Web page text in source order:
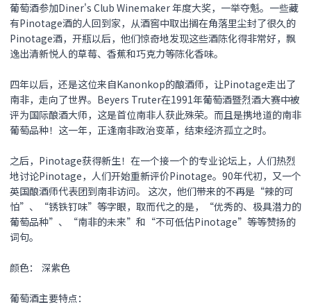
葡萄酒参加Diner's Club Winemaker 年度大奖，一举夺魁。一些藏
有Pinotage酒的人回到家，从酒窖中取出搁在角落里尘封了很久的
Pinotage酒，开瓶以后，他们惊奇地发现这些酒陈化得非常好，飘
逸出清新悦人的草莓、香蕉和巧克力等陈化香味。
四年以后，还是这位来自Kanonkop的酿酒师，让Pinotage走出了
南非，走向了世界。Beyers Truter在1991年葡萄酒暨烈酒大赛中被
评为国际酿酒大师，这是首位南非人获此殊荣。而且是携地道的南非
葡萄品种！这一年，正逢南非政治变革，结束经济孤立之时。
之后，Pinotage获得新生！在一个接一个的专业论坛上，人们热烈
地讨论Pinotage，人们开始重新评价Pinotage。90年代初，又一个
英国酿酒师代表团到南非访问。 这次，他们带来的不再是“辣的可
怕”、“锈铁钉味”等字眼，取而代之的是，“优秀的、极具潜力的
葡萄品种”、“南非的未来”和“不可低估Pinotage”等等赞扬的
词句。
颜色： 深紫色
葡萄酒主要特点：